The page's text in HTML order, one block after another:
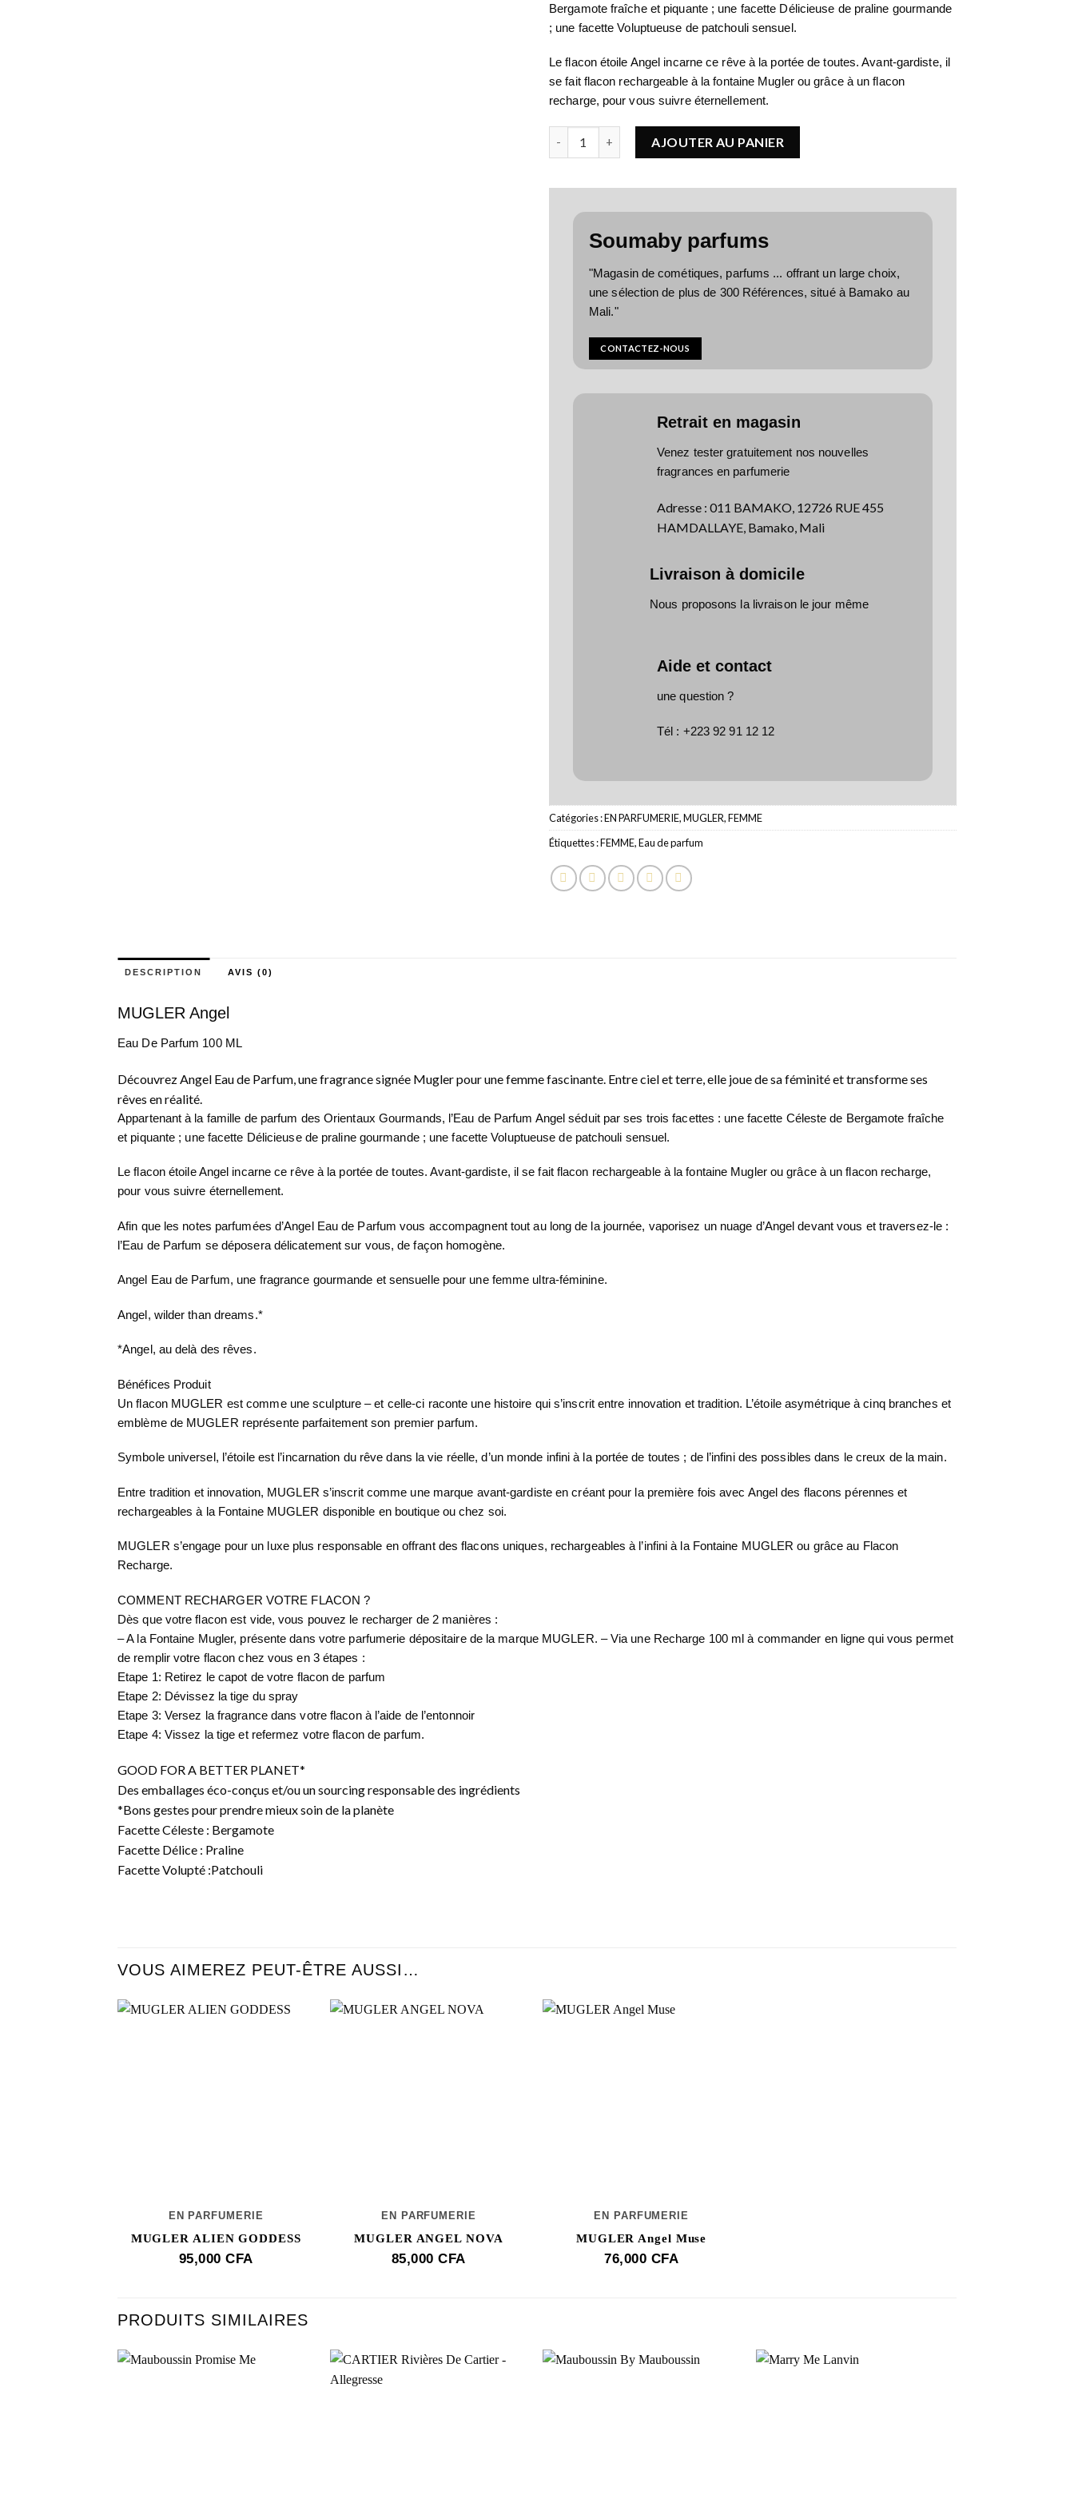
Bergamote fraîche et piquante ; une facette Délicieuse de praline gourmande
; une facette Voluptueuse de patchouli sensuel.
Le flacon étoile Angel incarne ce rêve à la portée de toutes. Avant-gardiste, il
se fait flacon rechargeable à la fontaine Mugler ou grâce à un flacon
recharge, pour vous suivre éternellement.
AJOUTER AU PANIER
Soumaby parfums
"Magasin de cométiques, parfums ... offrant un large choix,
une sélection de plus de 300 Références, situé à Bamako au
Mali."
CONTACTEZ-NOUS
Retrait en magasin
Venez tester gratuitement nos nouvelles
fragrances en parfumerie
Adresse : 011 BAMAKO, 12726 RUE 455
HAMDALLAYE, Bamako, Mali
Livraison à domicile
Nous proposons la livraison le jour même
Aide et contact
une question ?
Tél : +223 92 91 12 12
Catégories :EN PARFUMERIE,MUGLER,FEMME
Étiquettes :FEMME,Eau de parfum
DESCRIPTION AVIS (0)
MUGLER Angel
Eau De Parfum 100 ML
Découvrez Angel Eau de Parfum, une fragrance signée Mugler pour une femme fascinante. Entre ciel et terre, elle joue de sa féminité et transforme ses
rêves en réalité.
Appartenant à la famille de parfum des Orientaux Gourmands, l’Eau de Parfum Angel séduit par ses trois facettes : une facette Céleste de Bergamote fraîche
et piquante ; une facette Délicieuse de praline gourmande ; une facette Voluptueuse de patchouli sensuel.
Le flacon étoile Angel incarne ce rêve à la portée de toutes. Avant-gardiste, il se fait flacon rechargeable à la fontaine Mugler ou grâce à un flacon recharge,
pour vous suivre éternellement.
Afin que les notes parfumées d’Angel Eau de Parfum vous accompagnent tout au long de la journée, vaporisez un nuage d’Angel devant vous et traversez-le :
l’Eau de Parfum se déposera délicatement sur vous, de façon homogène.
Angel Eau de Parfum, une fragrance gourmande et sensuelle pour une femme ultra-féminine.
Angel, wilder than dreams.*
*Angel, au delà des rêves.
Bénéfices Produit
Un flacon MUGLER est comme une sculpture – et celle-ci raconte une histoire qui s’inscrit entre innovation et tradition. L’étoile asymétrique à cinq branches et
emblème de MUGLER représente parfaitement son premier parfum.
Symbole universel, l’étoile est l’incarnation du rêve dans la vie réelle, d’un monde infini à la portée de toutes ; de l’infini des possibles dans le creux de la main.
Entre tradition et innovation, MUGLER s’inscrit comme une marque avant-gardiste en créant pour la première fois avec Angel des flacons pérennes et
rechargeables à la Fontaine MUGLER disponible en boutique ou chez soi.
MUGLER s’engage pour un luxe plus responsable en offrant des flacons uniques, rechargeables à l’infini à la Fontaine MUGLER ou grâce au Flacon
Recharge.
COMMENT RECHARGER VOTRE FLACON ?
Dès que votre flacon est vide, vous pouvez le recharger de 2 manières :
– A la Fontaine Mugler, présente dans votre parfumerie dépositaire de la marque MUGLER. – Via une Recharge 100 ml à commander en ligne qui vous permet
de remplir votre flacon chez vous en 3 étapes :
Etape 1: Retirez le capot de votre flacon de parfum
Etape 2: Dévissez la tige du spray
Etape 3: Versez la fragrance dans votre flacon à l’aide de l’entonnoir
Etape 4: Vissez la tige et refermez votre flacon de parfum.
GOOD FOR A BETTER PLANET*
Des emballages éco-conçus et/ou un sourcing responsable des ingrédients
*Bons gestes pour prendre mieux soin de la planète
Facette Céleste : Bergamote
Facette Délice : Praline
Facette Volupté :Patchouli
VOUS AIMEREZ PEUT-ÊTRE AUSSI…
EN PARFUMERIE
MUGLER ALIEN GODDESS
95,000CFA
EN PARFUMERIE
MUGLER ANGEL NOVA
85,000CFA
EN PARFUMERIE
MUGLER Angel Muse
76,000 CFA
PRODUITS SIMILAIRES